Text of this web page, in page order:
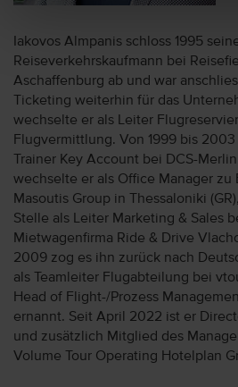
Iakovos Almpanis schloss 1995
Reiseverkehrskaufmann bei
Aschaffenburg ab und war
Ticketing weiterhin für das
wechselte er als Leiter
Flugvermittlung. Von 1999 bis
Trainer Key Account bei DCS-
wechselte er als Office Manager zu
Masoutis Group in Thessaloniki
Stelle als Leiter Marketing & Sales
Mietwagenfirma Ride & Drive
2009 zog es ihn zurück nach
als Teamleiter Flugabteilung bei
Head of Flight-/Prozess
ernannt. Seit April 2022 ist er
und zusätzlich Mitglied des
Volume Tour Operating Hotelplan